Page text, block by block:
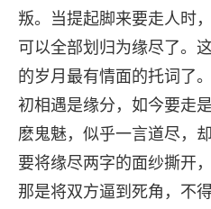
叛。当提起脚来要走人时
可以全部划归为缘尽了。
的岁月最有情面的托词了
初相遇是缘分，如今要走
麽鬼魅，似乎一言道尽，
要将缘尽两字的面纱撕开
那是将双方逼到死角，不